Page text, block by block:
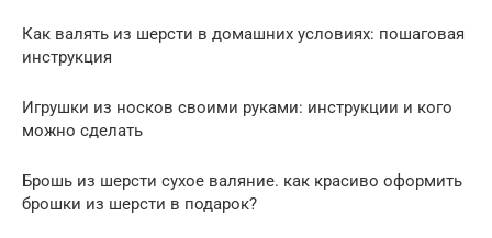
Как валять из шерсти в домашних условиях: пошаговая
инструкция
Игрушки из носков своими руками: инструкции и кого
можно сделать
Брошь из шерсти сухое валяние. как красиво оформить
брошки из шерсти в подарок?